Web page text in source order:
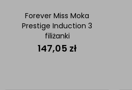
Forever Miss Moka
Prestige Induction 3
filiżanki
147,05 zł